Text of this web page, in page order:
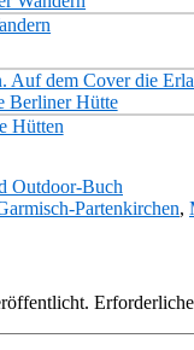
Hütten
Outdoor-Buch
Partenkirchen,